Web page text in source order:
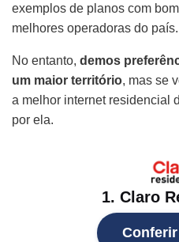
exemplos de planos com
melhores operadoras do país.
No entanto, demos
um maior território, mas se
a melhor internet residencial
por ela.
1. Claro